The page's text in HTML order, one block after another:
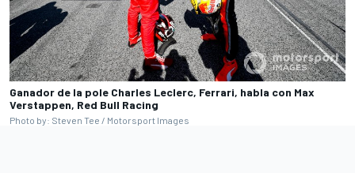
Ganador de la pole Charles Leclerc, Ferrari, habla con Max
Verstappen, Red Bull Racing
Photo by: Steven Tee / Motorsport Images